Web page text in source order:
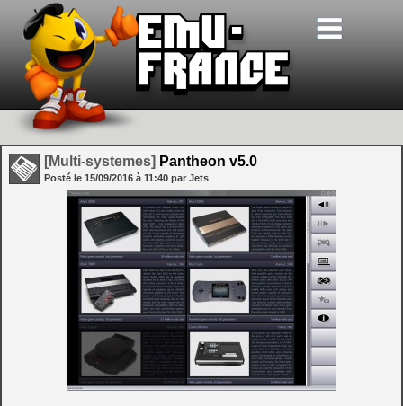
[Multi-systemes] Pantheon v5.0
Posté le 15/09/2016 à 11:40 par Jets